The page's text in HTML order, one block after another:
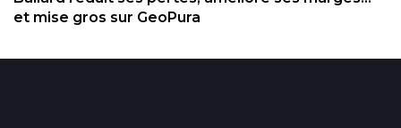
et mise gros sur GeoPura